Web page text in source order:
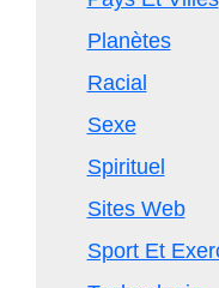
Planètes
Racial
Sexe
Spirituel
Sites Web
Sport Et